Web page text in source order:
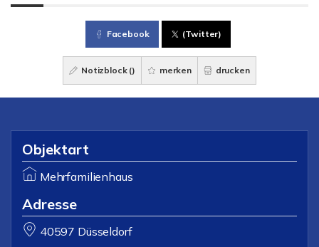
Facebook (Twitter)
Notizblock () merken drucken
Objektart
Mehrfamilienhaus
Adresse
40597 Düsseldorf